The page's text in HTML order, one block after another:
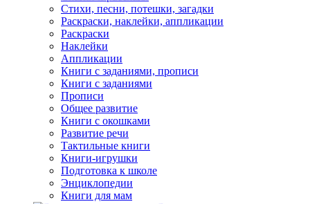
Стихи, песни, потешки, загадки
Раскраски, наклейки, аппликации
Раскраски
Наклейки
Аппликации
Книги с заданиями, прописи
Книги с заданиями
Прописи
Общее развитие
Книги с окошками
Развитие речи
Тактильные книги
Книги-игрушки
Подготовка к школе
Энциклопедии
Книги для мам